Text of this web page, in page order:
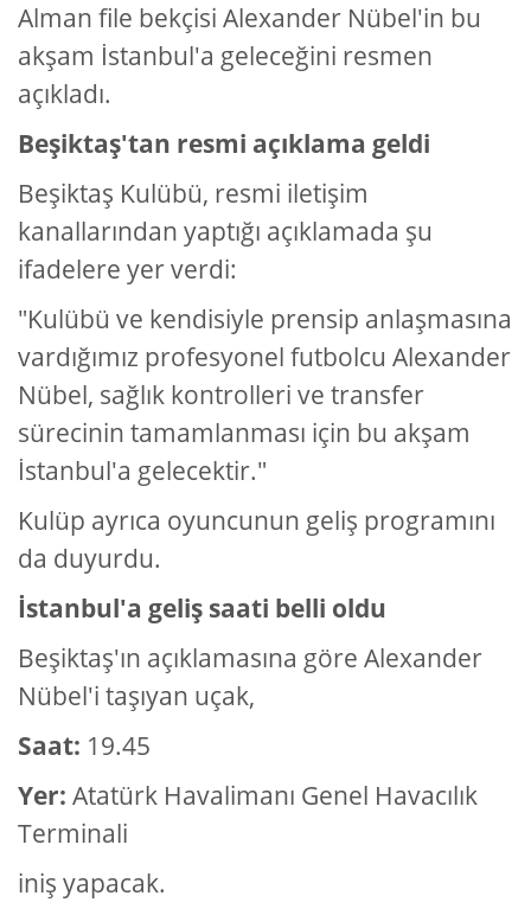
Alman file bekçisi Alexander Nübel'in bu
akşam İstanbul'a geleceğini resmen
açıkladı.
Beşiktaş'tan resmi açıklama geldi
Beşiktaş Kulübü, resmi iletişim
kanallarından yaptığı açıklamada şu
ifadelere yer verdi:
"Kulübü ve kendisiyle prensip anlaşmasına
vardığımız profesyonel futbolcu Alexander
Nübel, sağlık kontrolleri ve transfer
sürecinin tamamlanması için bu akşam
İstanbul'a gelecektir."
Kulüp ayrıca oyuncunun geliş programını
da duyurdu.
İstanbul'a geliş saati belli oldu
Beşiktaş'ın açıklamasına göre Alexander
Nübel'i taşıyan uçak,
Saat: 19.45
Yer: Atatürk Havalimanı Genel Havacılık
Terminali
iniş yapacak.